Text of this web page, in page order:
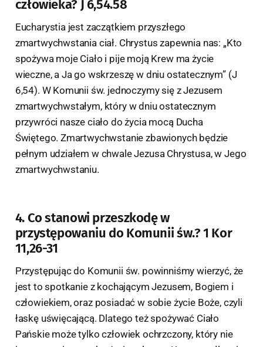
człowieka? J 6,54.58
Eucharystia jest zaczątkiem przyszłego
zmartwychwstania ciał. Chrystus zapewnia nas: „Kto
spożywa moje Ciało i pije moją Krew ma życie
wieczne, a Ja go wskrzeszę w dniu ostatecznym” (J
6,54). W Komunii św. jednoczymy się z Jezusem
zmartwychwstałym, który w dniu ostatecznym
przywróci nasze ciało do życia mocą Ducha
Świętego. Zmartwychwstanie zbawionych będzie
pełnym udziałem w chwale Jezusa Chrystusa, w Jego
zmartwychwstaniu.
4. Co stanowi przeszkodę w
przystępowaniu do Komunii św.? 1 Kor
11,26-31
Przystępując do Komunii św. powinniśmy wierzyć, że
jest to spotkanie z kochającym Jezusem, Bogiem i
człowiekiem, oraz posiadać w sobie życie Boże, czyli
łaskę uświęcającą. Dlatego też spożywać Ciało
Pańskie może tylko człowiek ochrzczony, który nie